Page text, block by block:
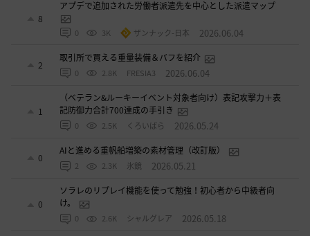
8
アプデで追加された労働者派遣先を中心とした派遣マップ
0 3K ザンナック-日本 2026.06.04
2
取引所で買える重量装備＆バフを紹介
0 2.8K FRESIA3 2026.06.04
1
（ベテラン&ルーキーイベント対象者向け）表記攻撃力＋表
記防御力合計700達成の手引き
0 2.5K くろいばら 2026.05.24
0
AIと進める重帆船増築の素材管理（改訂版）
2 2.3K 氷鏡 2026.05.21
0
ソラレのリプレイ機能を使って勉強！初心者から中級者向
け。
0 2.6K シャルグレア 2026.05.18